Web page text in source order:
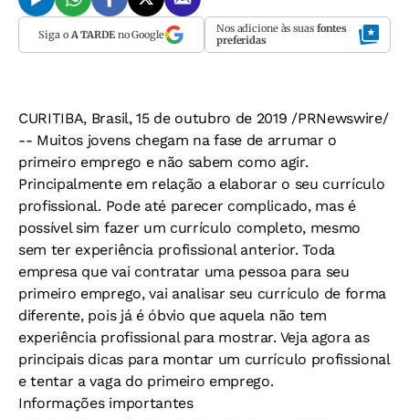
Siga o A TARDEno Google Nos adicione às suas fontes
preferidas
CURITIBA, Brasil, 15 de outubro de 2019 /PRNewswire/
-- Muitos jovens chegam na fase de arrumar o
primeiro emprego e não sabem como agir.
Principalmente em relação a elaborar o seu currículo
profissional. Pode até parecer complicado, mas é
possível sim fazer um currículo completo, mesmo
sem ter experiência profissional anterior. Toda
empresa que vai contratar uma pessoa para seu
primeiro emprego, vai analisar seu currículo de forma
diferente, pois já é óbvio que aquela não tem
experiência profissional para mostrar. Veja agora as
principais dicas para montar um currículo profissional
e tentar a vaga do primeiro emprego.
Informações importantes